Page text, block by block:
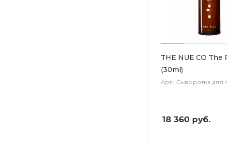
THE NUE CO The
(30ml)
Арт.: Сыворотка для
18 360 руб.